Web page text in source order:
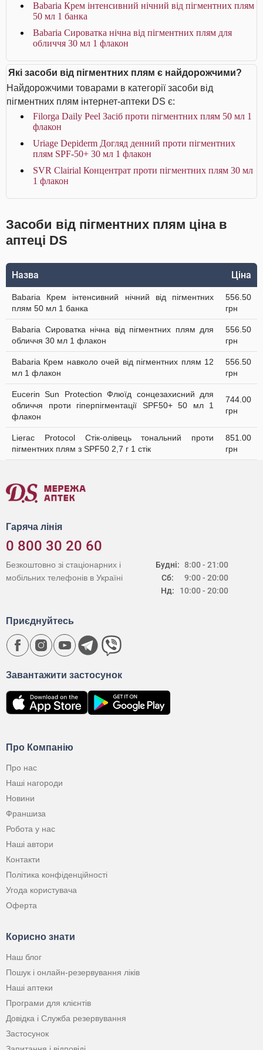
Babaria Крем інтенсивний нічний від пігментних плям
50 мл 1 банка
Babaria Сироватка нічна від пігментних плям для
обличчя 30 мл 1 флакон
Які засоби від пігментних плям є найдорожчими?
Найдорожчими товарами в категорії засоби від
пігментних плям інтернет-аптеки DS є:
Filorga Daily Peel Засіб проти пігментних плям 50 мл 1
флакон
Uriage Depiderm Догляд денний проти пігментних
плям SPF-50+ 30 мл 1 флакон
SVR Clairial Концентрат проти пігментних плям 30 мл
1 флакон
Засоби від пігментних плям ціна в
аптеці DS
Назва Ціна
Babaria Крем інтенсивний нічний від пігментних
плям 50 мл 1 банка
556.50
грн
Babaria Сироватка нічна від пігментних плям для
обличчя 30 мл 1 флакон
556.50
грн
Babaria Крем навколо очей від пігментних плям 12
мл 1 флакон
556.50
грн
Eucerin Sun Protection Флюїд сонцезахисний для
обличчя проти гіперпігментації SPF50+ 50 мл 1
флакон
744.00
грн
Lierac Protocol Стік-олівець тональний проти
пігментних плям з SPF50 2,7 г 1 стік
851.00
грн
Гаряча лінія
0 800 30 20 60
Будні:
Сб:
Нд:
8:00 - 21:00
9:00 - 20:00
10:00 - 20:00
Безкоштовно зі стаціонарних і
мобільних телефонів в Україні
Про Компанію
Про нас
Наші нагороди
Новини
Франшиза
Робота у нас
Наші автори
Контакти
Політика конфіденційності
Угода користувача
Оферта
Корисно знати
Наш блог
Пошук і онлайн-резервування ліків
Наші аптеки
Програми для клієнтів
Довідка і Служба резервування
Застосунок
Завантажити застосунок
Приєднуйтесь